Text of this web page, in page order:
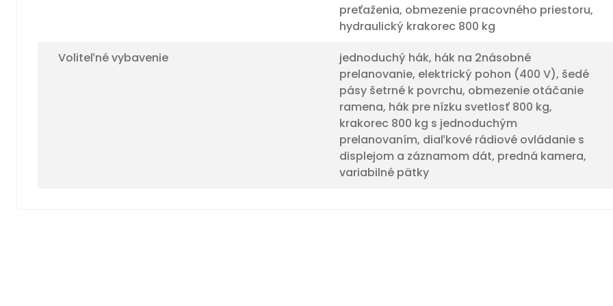
preťaženia, obmezenie pracovného priestoru,
hydraulický krakorec 800 kg
Voliteľné vybavenie
jednoduchý hák, hák na 2násobné
prelanovanie, elektrický pohon (400 V), šedé
pásy šetrné k povrchu, obmezenie otáčanie
ramena, hák pre nízku svetlosť 800 kg,
krakorec 800 kg s jednoduchým
prelanovaním, diaľkové rádiové ovládanie s
displejom a záznamom dát, predná kamera,
variabilné pätky